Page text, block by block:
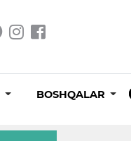
BOSHQALAR